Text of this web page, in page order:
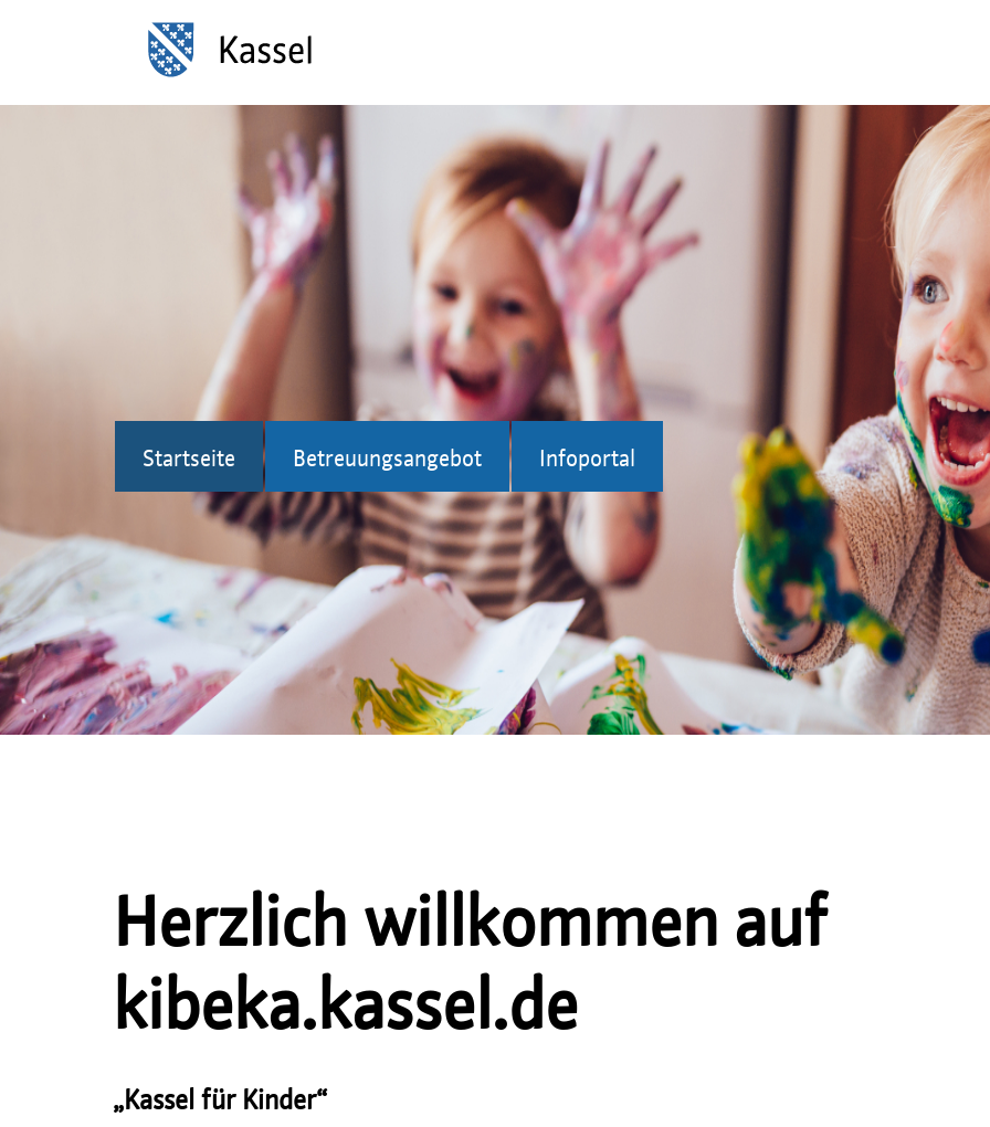
Startseite Betreuungsangebot Infoportal
Herzlich willkommen auf
kibeka.kassel.de
„Kassel für Kinder“